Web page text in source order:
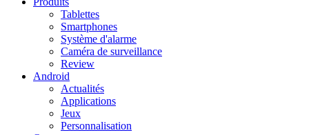
Tablettes
Smartphones
Système d'alarme
Caméra de surveillance
Review
Android
Actualités
Applications
Jeux
Personnalisation